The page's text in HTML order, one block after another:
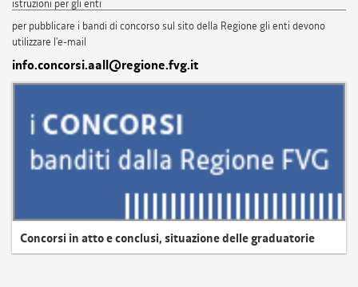
istruzioni per gli enti
per pubblicare i bandi di concorso sul sito della Regione gli enti devono
utilizzare l'e-mail
info.concorsi.aall@regione.fvg.it
Concorsi in atto e conclusi, situazione delle graduatorie